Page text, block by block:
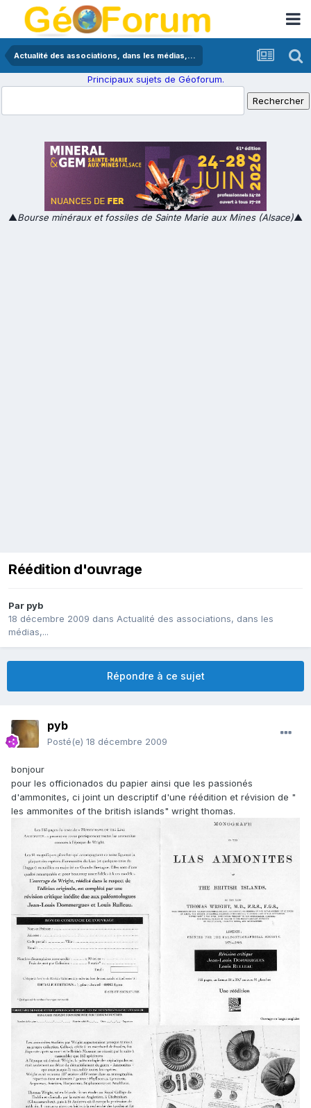
Actualité des associations, dans les médias,...
Principaux sujets de Géoforum.
▲Bourse minéraux et fossiles de Sainte Marie aux Mines (Alsace)▲
Réédition d'ouvrage
Par pyb
18 décembre 2009 dans Actualité des associations, dans les
médias,...
Répondre à ce sujet
pyb
Posté(e) 18 décembre 2009
bonjour
pour les officionados du papier ainsi que les passionés
d'ammonites, ci joint un descriptif d'une réédition et révision de "
les ammonites of the british islands" wright thomas.